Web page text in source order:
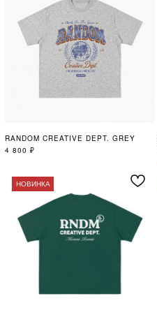
RANDOM CREATIVE DEPT. GREY
4 800 ₽
НОВИНКА